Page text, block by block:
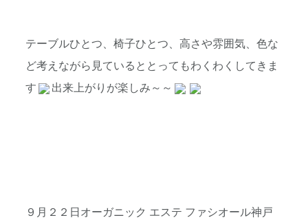
テーブルひとつ、椅子ひとつ、高さや雰囲気、色な
ど考えながら見ているととってもわくわくしてきま
す
出来上がりが楽しみ～～
９月２２日オーガニック エステ ファシオール神戸